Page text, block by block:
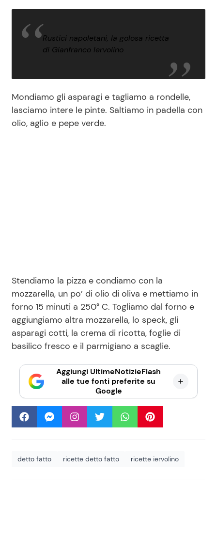
Rustici napoletani, la golosa ricetta
di Gianfranco Iervolino
Mondiamo gli asparagi e tagliamo a rondelle,
lasciamo intere le pinte. Saltiamo in padella con
olio, aglio e pepe verde.
Stendiamo la pizza e condiamo con la
mozzarella, un po’ di olio di oliva e mettiamo in
forno 15 minuti a 250° C. Togliamo dal forno e
aggiungiamo altra mozzarella, lo speck, gli
asparagi cotti, la crema di ricotta, foglie di
basilico fresco e il parmigiano a scaglie.
Aggiungi UltimeNotizieFlash
alle tue fonti preferite su
Google
detto fatto ricette detto fatto ricette iervolino